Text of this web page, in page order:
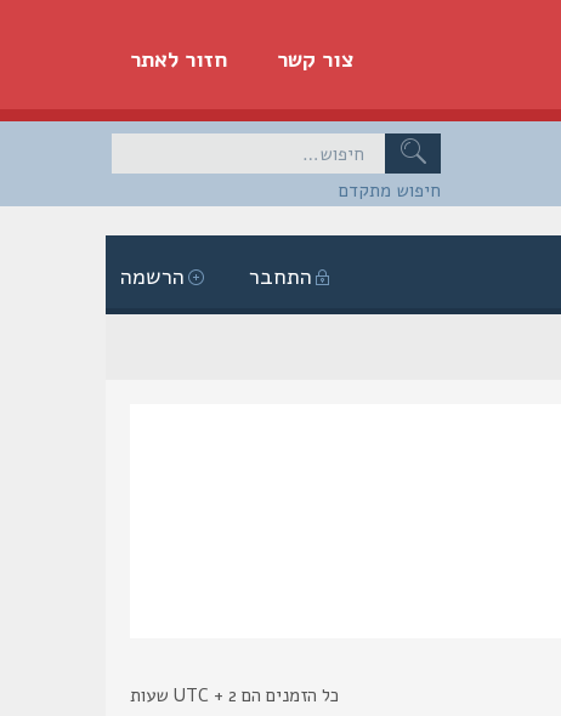
חזור לאתר צור קשר
חיפוש מתקדם
הרשמה התחבר
כל הזמנים הם UTC + 2 שעות